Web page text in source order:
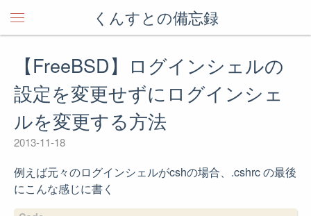
くんすとの備忘録
【FreeBSD】ログインシェルの
設定を変更せずにログインシェ
ルを変更する方法
2013-11-18
例えば元々のログインシェルがcshの場合、.cshrc の最後
にこんな感じに書く